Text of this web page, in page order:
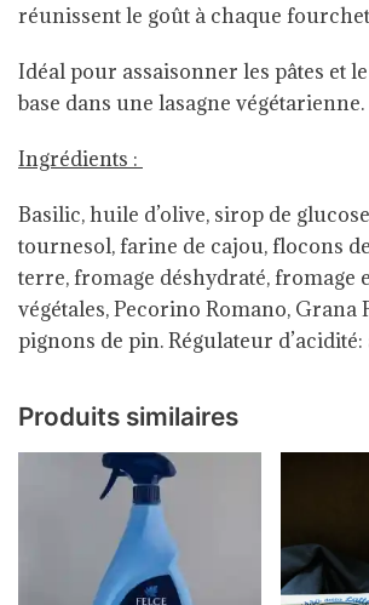
réunissent le goût à chaque
Idéal pour assaisonner les pâtes et
base dans une lasagne végétarienne.
Ingrédients :
Basilic, huile d’olive, sirop de
tournesol, farine de cajou, flocons
terre, fromage déshydraté, fromage
végétales, Pecorino Romano, Grana
pignons de pin. Régulateur
Produits similaires